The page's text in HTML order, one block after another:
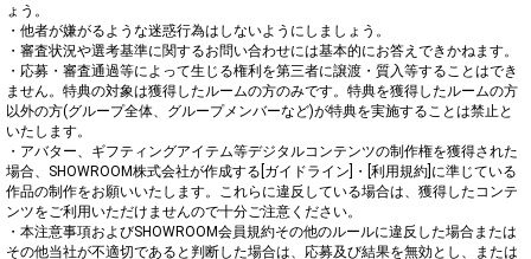
ょう。
・他者が嫌がるような迷惑行為はしないようにしましょう。
・審査状況や選考基準に関するお問い合わせには基本的にお答えできかねます。
・応募・審査通過等によって生じる権利を第三者に譲渡・質入等することはでき
ません。特典の対象は獲得したルームの方のみです。特典を獲得したルームの方
以外の方(グループ全体、グループメンバーなど)が特典を実施することは禁止と
いたします。
・アバター、ギフティングアイテム等デジタルコンテンツの制作権を獲得された
場合、SHOWROOM株式会社が作成する[ガイドライン]・[利用規約]に準じている
作品の制作をお願いいたします。これらに違反している場合は、獲得したコンテ
ンツをご利用いただけませんので十分ご注意ください。
・本注意事項およびSHOWROOM会員規約その他のルールに違反した場合または
その他当社が不適切であると判断した場合は、応募及び結果を無効とし、または